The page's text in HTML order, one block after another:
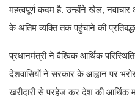
महत्वपूर्ण कदम है. उन्होंने खेल,
के अंतिम व्यक्ति तक पहुंचाने की
प्रधानमंत्री ने वैश्विक आर्थिक
देशवासियों ने सरकार के आह्वान पर
खरीदारी से परहेज कर देश की आर्थिक